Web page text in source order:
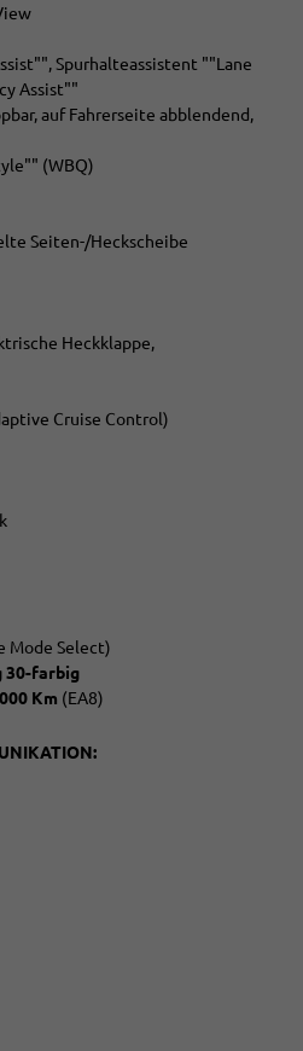
Spurhalteassistent ""Lane
Assist""
auf Fahrerseite abblendend,
(WBQ)
Seiten-/Heckscheibe
Heckklappe,
Cruise Control)
Mode Select)
30-farbig
Km (EA8)